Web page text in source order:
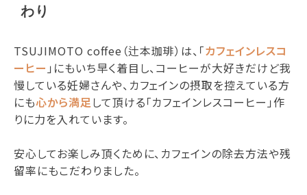
わり
TSUJIMOTO coffee（辻本珈琲）は、「カフェインレスコ
ーヒー 」にもいち早く着目し、コーヒーが大好きだけど我
慢している妊婦さんや、カフェインの摂取を控えている方
にも心から満足して頂ける「カフェインレスコーヒー」作
りに力を入れています。
安心してお楽しみ頂くために、カフェインの除去方法や残
留率にもこだわりました。